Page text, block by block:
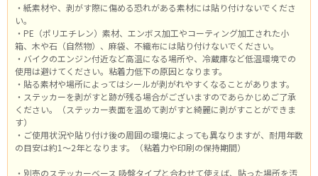
・紙素材や、剥がす際に傷める恐れがある素材には貼り付けないでくださ
い。
・PE（ポリエチレン）素材、エンボス加工やコーティング加工された小
箱、木や石（自然物）、麻袋、不織布には貼り付けないでください。
・バイクのエンジン付近など高温になる場所や、冷蔵庫など低温環境での
使用は避けてください。粘着力低下の原因となります。
・貼る素材や場所によってはシールが剥がれやすくなることがあります。
・ステッカーを剥がすと跡が残る場合がございますのであらかじめご了承
ください。（ステッカー表面を温めて剥がすと綺麗に剥がすことができま
す）
・ご使用状況や貼り付け後の周囲の環境によっても異なりますが、耐用年数
の目安は約1～2年となります。（粘着力や印刷の保持期間）
・別売のステッカーベース 吸盤タイプと合わせて使えば、貼った場所を汚